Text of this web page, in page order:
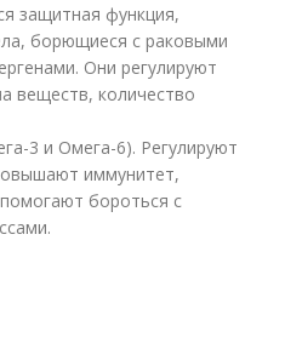
защитная функция,
борющиеся с раковыми
Они регулируют
веществ, количество
3 и Омега-6). Регулируют
иммунитет,
бороться с